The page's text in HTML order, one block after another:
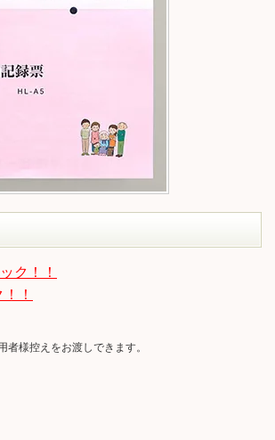
ク！！
！
様控えをお渡しできます。